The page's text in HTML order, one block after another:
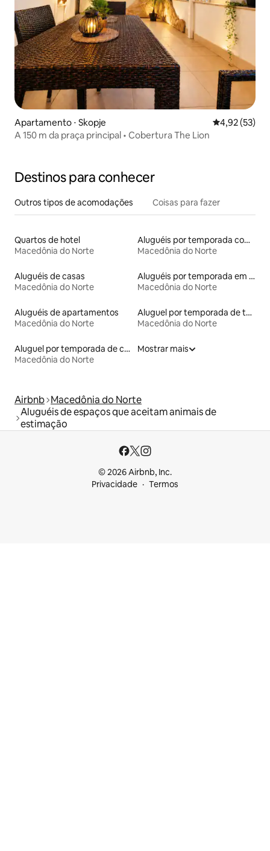
Apartamento ⋅ Skopje 4,92 de uma
4,92 (53)
A 150 m da praça principal • Cobertura The Lion
Destinos para conhecer
Outros tipos de acomodações Coisas para fazer
Quartos de hotel
Macedônia do Norte
Aluguéis por temporada com sauna
Macedônia do Norte
Aluguéis de casas
Macedônia do Norte
Aluguéis por temporada em hotéis-fazenda
Macedônia do Norte
Aluguéis de apartamentos
Macedônia do Norte
Aluguel por temporada de tendas
Macedônia do Norte
Aluguel por temporada de casas de veraneio
Macedônia do Norte
Mostrar mais
Airbnb Macedônia do Norte
Aluguéis de espaços que aceitam animais de
estimação
© 2026 Airbnb, Inc.
Privacidade
Termos